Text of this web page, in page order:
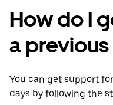
How do I
a
You can get support
days by following the